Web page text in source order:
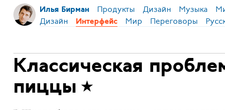
Илья Бирман Продукты Дизайн Музыка
Дизайн Интерфейс Мир Переговоры
Классическая
пиццы